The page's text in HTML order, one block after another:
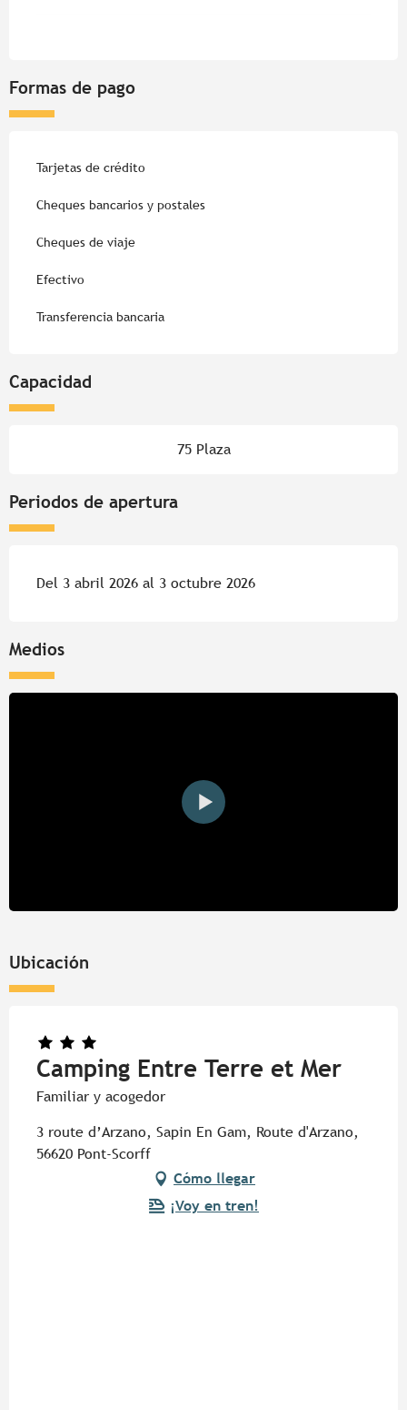
Formas de pago
Tarjetas de crédito
Cheques bancarios y postales
Cheques de viaje
Efectivo
Transferencia bancaria
Capacidad
75 Plaza
Periodos de apertura
Del 3 abril 2026 al 3 octubre 2026
Medios
Ubicación
Camping Entre Terre et Mer
Familiar y acogedor
3 route d’Arzano, Sapin En Gam, Route d'Arzano,
56620 Pont-Scorff
Cómo llegar
¡Voy en tren!